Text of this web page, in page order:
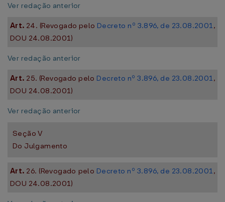
Ver redação anterior
Art. 24. (Revogado pelo Decreto nº 3.896, de 23.08.2001,
DOU 24.08.2001)
Ver redação anterior
Art. 25. (Revogado pelo Decreto nº 3.896, de 23.08.2001,
DOU 24.08.2001)
Ver redação anterior
Seção V
Do Julgamento
Art. 26. (Revogado pelo Decreto nº 3.896, de 23.08.2001,
DOU 24.08.2001)